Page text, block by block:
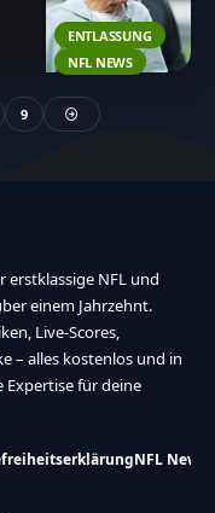
ENTLASSUNG
NFL NEWS
9
erstklassige NFL und
einem Jahrzehnt.
Live-Scores,
– alles kostenlos und in
Expertise für deine
NFL News